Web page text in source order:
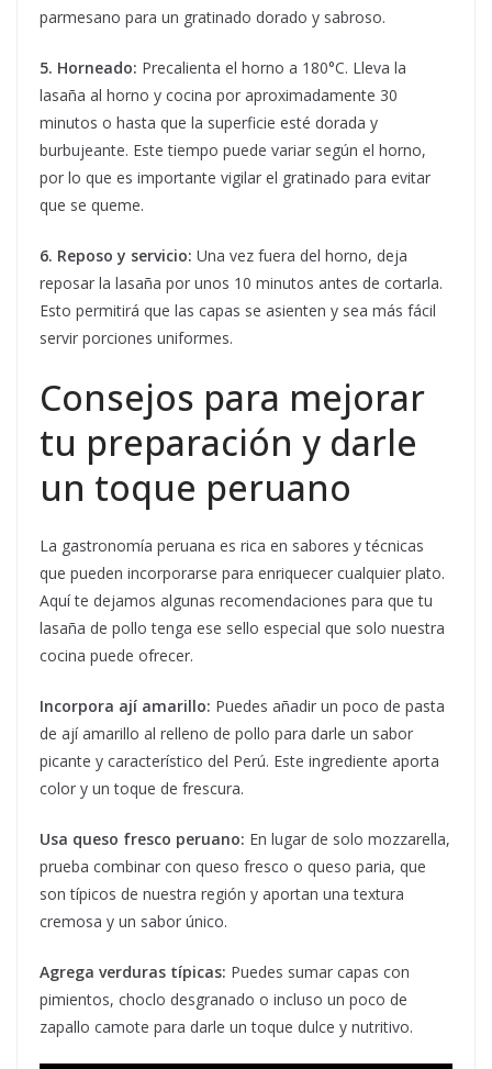
parmesano para un gratinado dorado y sabroso.
5. Horneado: Precalienta el horno a 180°C. Lleva la
lasaña al horno y cocina por aproximadamente 30
minutos o hasta que la superficie esté dorada y
burbujeante. Este tiempo puede variar según el horno,
por lo que es importante vigilar el gratinado para evitar
que se queme.
6. Reposo y servicio: Una vez fuera del horno, deja
reposar la lasaña por unos 10 minutos antes de cortarla.
Esto permitirá que las capas se asienten y sea más fácil
servir porciones uniformes.
Consejos para mejorar
tu preparación y darle
un toque peruano
La gastronomía peruana es rica en sabores y técnicas
que pueden incorporarse para enriquecer cualquier plato.
Aquí te dejamos algunas recomendaciones para que tu
lasaña de pollo tenga ese sello especial que solo nuestra
cocina puede ofrecer.
Incorpora ají amarillo: Puedes añadir un poco de pasta
de ají amarillo al relleno de pollo para darle un sabor
picante y característico del Perú. Este ingrediente aporta
color y un toque de frescura.
Usa queso fresco peruano: En lugar de solo mozzarella,
prueba combinar con queso fresco o queso paria, que
son típicos de nuestra región y aportan una textura
cremosa y un sabor único.
Agrega verduras típicas: Puedes sumar capas con
pimientos, choclo desgranado o incluso un poco de
zapallo camote para darle un toque dulce y nutritivo.